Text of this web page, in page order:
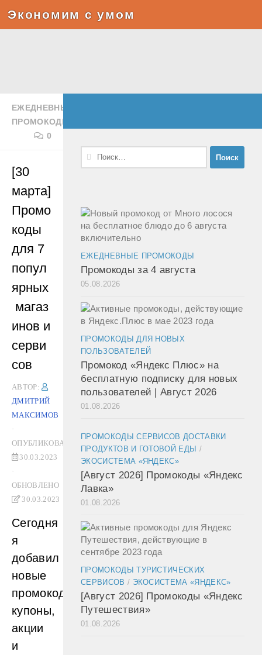
Под записью
Экономим с умом
ЕЖЕДНЕВНЫЕ
ПРОМОКОДЫ
0
[30
марта]
Промо
коды
для 7
попул
ярных
магаз
инов и
серви
сов
АВТОР:
ДМИТРИЙ
МАКСИМОВ
·
ОПУБЛИКОВАНО
30.03.2023
·
ОБНОВЛЕНО
30.03.2023
Сегодня
я
добавил
новые
промокоды,
купоны,
акции
и
Найти:
ЕЖЕДНЕВНЫЕ ПРОМОКОДЫ
Промокоды за 4 августа
05.08.2026
ПРОМОКОДЫ ДЛЯ НОВЫХ
ПОЛЬЗОВАТЕЛЕЙ
Промокод «Яндекс Плюс» на
бесплатную подписку для новых
пользователей | Август 2026
01.08.2026
ПРОМОКОДЫ СЕРВИСОВ ДОСТАВКИ
ПРОДУКТОВ И ГОТОВОЙ ЕДЫ /
ЭКОСИСТЕМА «ЯНДЕКС»
[Август 2026] Промокоды «Яндекс
Лавка»
01.08.2026
ПРОМОКОДЫ ТУРИСТИЧЕСКИХ
СЕРВИСОВ / ЭКОСИСТЕМА «ЯНДЕКС»
[Август 2026] Промокоды «Яндекс
Путешествия»
01.08.2026